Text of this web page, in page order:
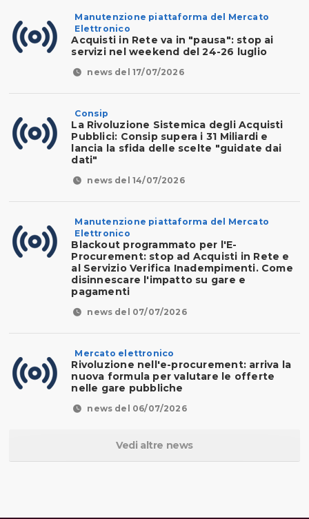
Manutenzione piattaforma del Mercato
Elettronico
Acquisti in Rete va in "pausa": stop ai
servizi nel weekend del 24-26 luglio
news del 17/07/2026
Consip
La Rivoluzione Sistemica degli Acquisti
Pubblici: Consip supera i 31 Miliardi e
lancia la sfida delle scelte "guidate dai
dati"
news del 14/07/2026
Manutenzione piattaforma del Mercato
Elettronico
Blackout programmato per l'E-
Procurement: stop ad Acquisti in Rete e
al Servizio Verifica Inadempimenti. Come
disinnescare l'impatto su gare e
pagamenti
news del 07/07/2026
Mercato elettronico
Rivoluzione nell'e-procurement: arriva la
nuova formula per valutare le offerte
nelle gare pubbliche
news del 06/07/2026
Vedi altre news